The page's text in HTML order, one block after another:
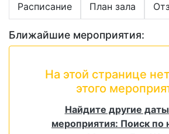
Расписание План зала
Ближайшие мероприятия:
На этой странице
этого
Найдите другие
мероприятия: Поиск по